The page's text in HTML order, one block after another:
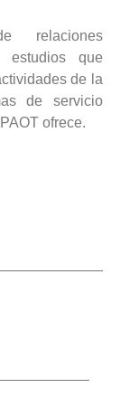
relaciones
estudios que
de la
de servicio
ofrece.